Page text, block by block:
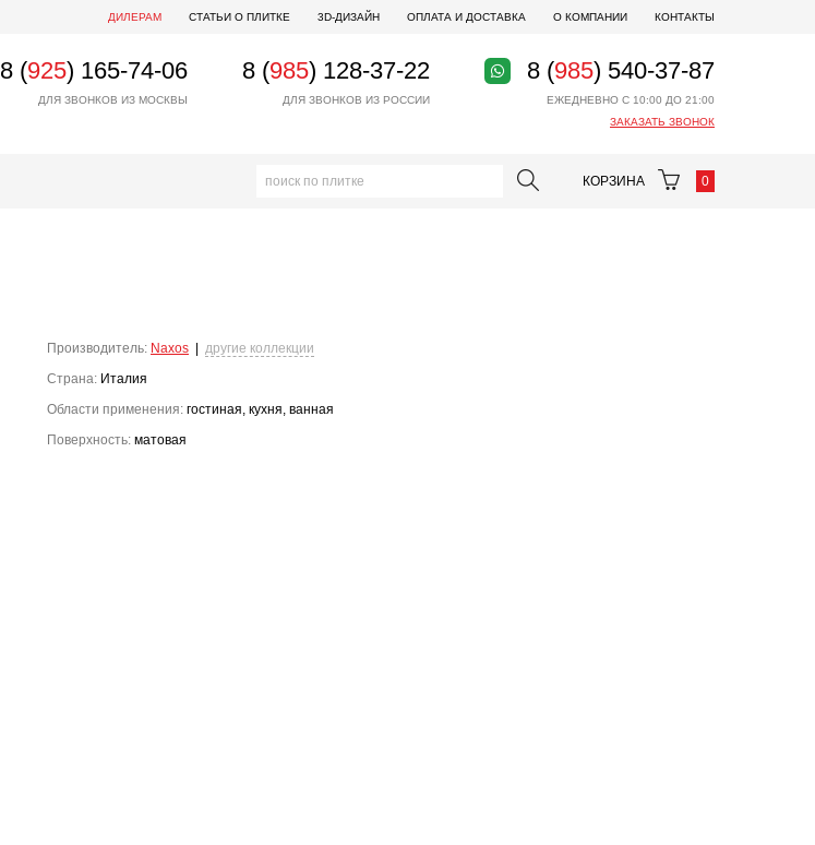
ДИЛЕРАМ СТАТЬИ О ПЛИТКЕ 3D-ДИЗАЙН ОПЛАТА И ДОСТАВКА О КОМПАНИИ КОНТАКТЫ
8 (925) 165-74-06
ДЛЯ ЗВОНКОВ ИЗ МОСКВЫ
8 (985) 128-37-22
ДЛЯ ЗВОНКОВ ИЗ РОССИИ
8 (985) 540-37-87
ЕЖЕДНЕВНО С 10:00 ДО 21:00
ЗАКАЗАТЬ ЗВОНОК
КОРЗИНА 0
Производитель: Naxos
другие коллекции
Страна: Италия
Области применения: гостиная, кухня, ванная
Поверхность: матовая